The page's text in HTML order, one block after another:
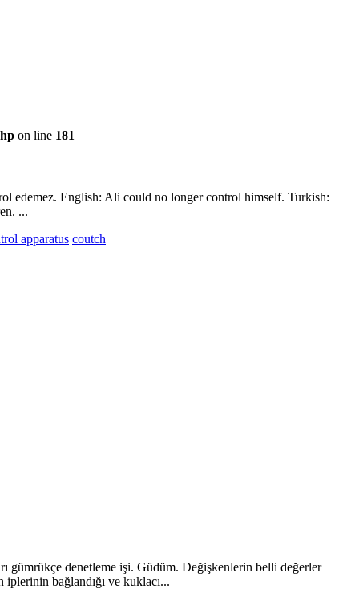
on line 181
edemez. English: Ali could no longer control himself. Turkish:
...
apparatus coutch
gümrükçe denetleme işi. Güdüm. Değişkenlerin belli değerler
iplerinin bağlandığı ve kuklacı...